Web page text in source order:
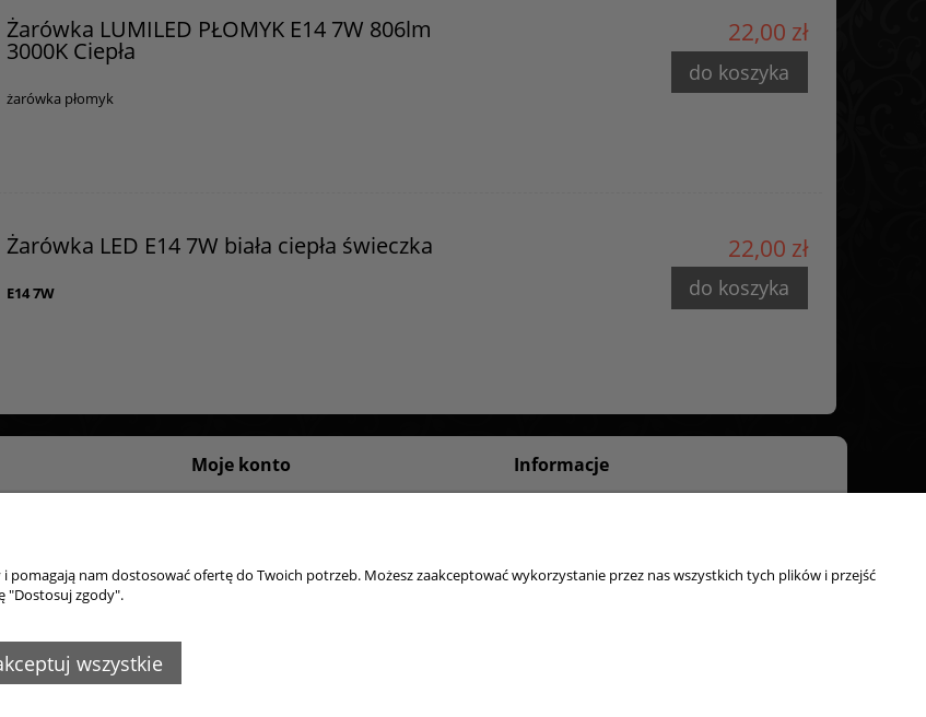
Żarówka LUMILED PŁOMYK E14 7W 806lm
3000K Ciepła
żarówka płomyk
22,00 zł
do koszyka
Żarówka LED E14 7W biała ciepła świeczka
E14 7W
22,00 zł
do koszyka
Moje konto
Ustawienia konta
Informacje
lampy.pl
nam dostosować ofertę do Twoich potrzeb. Możesz zaakceptować wykorzystanie przez nas wszystkich tych plików i przejść
"Dostosuj zgody".
wszystkie